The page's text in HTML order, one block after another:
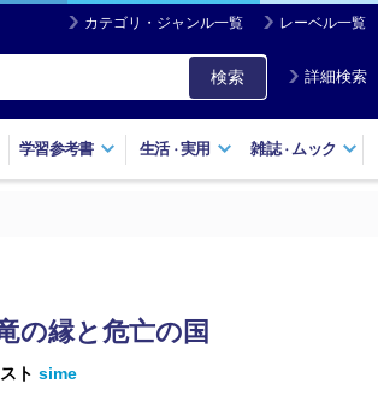
カテゴリ・ジャンル一覧 レーベル一覧
検索 詳細検索
学習参考書 生活・実用 雑誌・ ムック
の縁と危亡の国
ト sime